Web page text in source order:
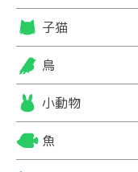
子猫
鳥
小動物
魚